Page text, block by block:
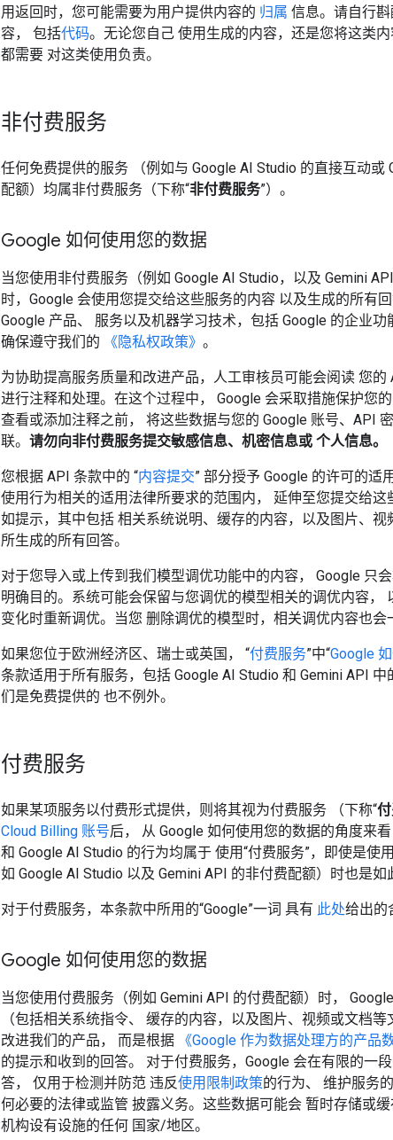
用返回时，您可能需要为用户提供内容的 归属 信息。请自行
容， 包括代码。无论您自己 使用生成的内容，还是您将这类
都需要 对这类使用负责。
非付费服务
任何免费提供的服务 （例如与 Google AI Studio 的直接互动或
配额）均属非付费服务（下称“非付费服务”）。
Google 如何使用您的数据
当您使用非付费服务（例如 Google AI Studio，以及 Gemini
时，Google 会使用您提交给这些服务的内容 以及生成的所有
Google 产品、 服务以及机器学习技术，包括 Google 的企业
确保遵守我们的
《隐私权政策》 。
为协助提高服务质量和改进产品，人工审核员可能会阅读 您的
进行注释和处理。在这个过程中， Google 会采取措施保护您
查看或添加注释之前， 将这些数据与您的 Google 账号、API
联。 请勿向非付费服务提交敏感信息、机密信息或 个人信息。
您根据 API 条款中的 “内容提交” 部分授予 Google 的许可的适
使用行为相关的适用法律所要求的范围内， 延伸至您提交给这
如提示，其中包括 相关系统说明、缓存的内容，以及图片、视
所生成的所有回答。
对于您导入或上传到我们模型调优功能中的内容， Google 只
明确目的。系统可能会保留与您调优的模型相关的调优内容，
变化时重新调优。当您 删除调优的模型时，相关调优内容也会
如果您位于欧洲经济区、瑞士或英国， “付费服务”中“Google
条款适用于所有服务，包括 Google AI Studio 和 Gemini API
们是免费提供的 也不例外。
付费服务
如果某项服务以付费形式提供，则将其视为付费服务 （下称“
Cloud Billing 账号后， 从 Google 如何使用您的数据的角度来
和 Google AI Studio 的行为均属于 使用“付费服务”，即使是使
如 Google AI Studio 以及 Gemini API 的非付费配额）时也是如
对于付费服务，本条款中所用的“Google”一词 具有 此处给出的
Google 如何使用您的数据
当您使用付费服务（例如 Gemini API 的付费配额）时，
（包括相关系统指令、 缓存的内容，以及图片、视频或文档
改进我们的产品， 而是根据
《Google 作为数据处理方的产品
的提示和收到的回答。 对于付费服务，Google 会在有限的一
答， 仅用于检测并防范 违反使用限制政策的行为、 维护服务
何必要的法律或监管 披露义务。这些数据可能会 暂时存储或
机构设有设施的任何 国家/地区。